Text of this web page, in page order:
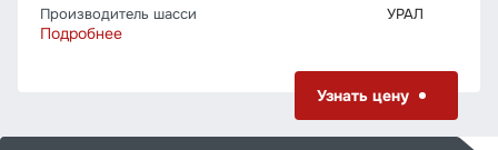
Производитель шасси УРАЛ
Подробнее
Узнать цену